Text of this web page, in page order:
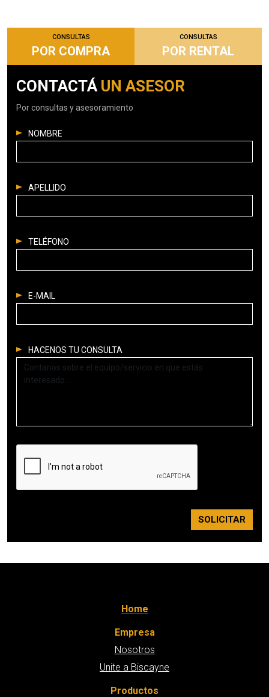
CONSULTAS
POR COMPRA
CONSULTAS
POR RENTAL
CONTACTÁ UN ASESOR
Por consultas y asesoramiento
NOMBRE
APELLIDO
TELÉFONO
E-MAIL
HACENOS TU CONSULTA
SOLICITAR
Home
Empresa
Nosotros
Unite a Biscayne
Productos